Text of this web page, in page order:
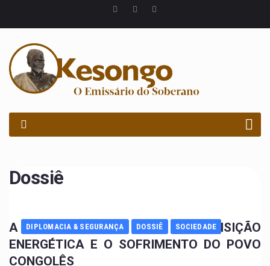
Dossiê
DIPLOMACIA & SEGURANÇA DOSSIÊ SOCIEDADE
A GEOPOLÍTICA DA TRANSIÇÃO
ENERGÉTICA E O SOFRIMENTO DO POVO
CONGOLÊS